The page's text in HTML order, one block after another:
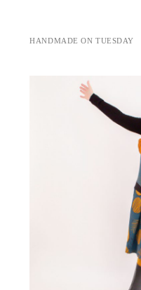
HANDMADE ON TUESDAY